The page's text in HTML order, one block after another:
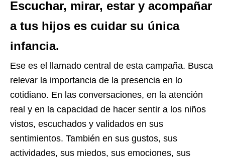
Escuchar, mirar, estar y acompañar
a tus hijos es cuidar su única
infancia.
Ese es el llamado central de esta campaña. Busca
relevar la importancia de la presencia en lo
cotidiano. En las conversaciones, en la atención
real y en la capacidad de hacer sentir a los niños
vistos, escuchados y validados en sus
sentimientos. También en sus gustos, sus
actividades, sus miedos, sus emociones, sus